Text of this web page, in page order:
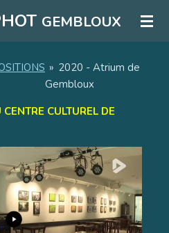
GEMBLOUX
» 2020 - Atrium de
Gembloux
CULTUREL DE